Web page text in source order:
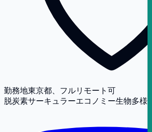
勤務地東京都、フルリモート可
脱炭素サーキュラーエコノミー生物多様性